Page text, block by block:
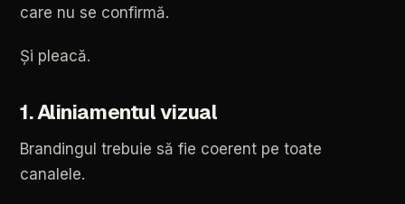
care nu se confirmă.
Și pleacă.
1.Aliniamentulvizual
Brandingul trebuie să fie coerent pe toate
canalele.